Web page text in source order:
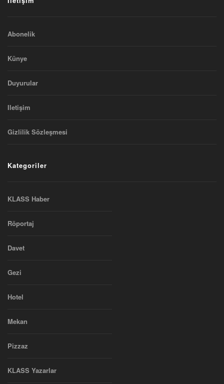
Abonelik
Künye
Duyurular
Iletişim
Gizlilik Sözleşmesi
Kategoriler
KLASS Haber
Röportaj
Davet
Gezi
Hotel
Mekan
Pizzaz
KLASS Yazarlar